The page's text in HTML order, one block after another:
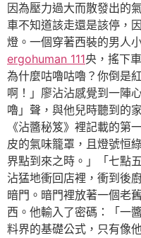
因為壓力過大而散發出的
車不知道該走還是該停，
燈。一個穿著西裝的男人
ergohuman 111央，搖下
為什麼咕嚕咕嚕？你倒是
啊！」廖沾沾感覺到一陣
嚕」聲，與他兒時聽到的
《沾醬秘笈》裡記載的第
皮的氣味籠罩，且燈號恒
界點到來之時。」「七點
沾猛地衝回店裡，衝到後
暗門。暗門裡放著一個老
西。他輸入了密碼：「一
料界的基礎公式，只有像